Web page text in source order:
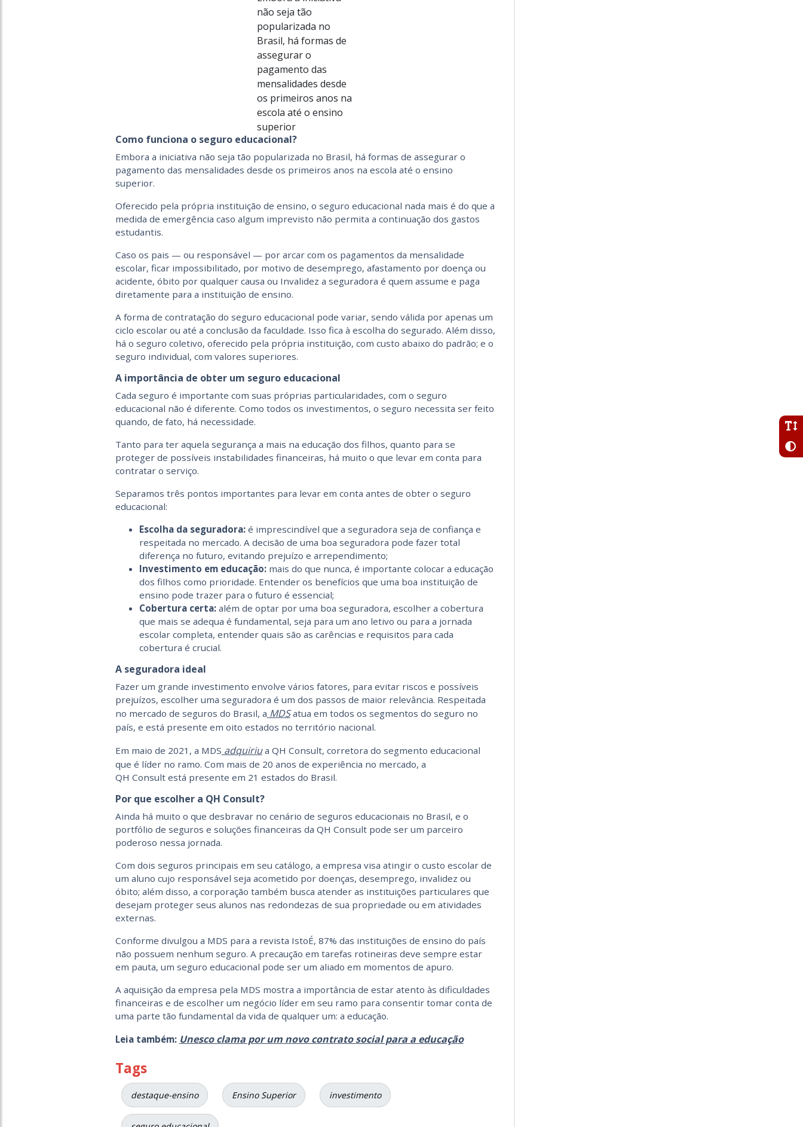
não seja tão
popularizada no
Brasil, há formas de
assegurar o
pagamento das
mensalidades desde
os primeiros anos na
escola até o ensino
superior
Como funciona o seguro educacional?
Embora a iniciativa não seja tão popularizada no Brasil, há formas de assegurar o
pagamento das mensalidades desde os primeiros anos na escola até o ensino
superior.
Oferecido pela própria instituição de ensino, o seguro educacional nada mais é do que a
medida de emergência caso algum imprevisto não permita a continuação dos gastos
estudantis.
Caso os pais — ou responsável — por arcar com os pagamentos da mensalidade
escolar, ficar impossibilitado, por motivo de desemprego, afastamento por doença ou
acidente, óbito por qualquer causa ou Invalidez a seguradora é quem assume e paga
diretamente para a instituição de ensino.
A forma de contratação do seguro educacional pode variar, sendo válida por apenas um
ciclo escolar ou até a conclusão da faculdade. Isso fica à escolha do segurado. Além disso,
há o seguro coletivo, oferecido pela própria instituição, com custo abaixo do padrão; e o
seguro individual, com valores superiores.
A importância de obter um seguro educacional
Cada seguro é importante com suas próprias particularidades, com o seguro
educacional não é diferente. Como todos os investimentos, o seguro necessita ser feito
quando, de fato, há necessidade.
Tanto para ter aquela segurança a mais na educação dos filhos, quanto para se
proteger de possíveis instabilidades financeiras, há muito o que levar em conta para
contratar o serviço.
Separamos três pontos importantes para levar em conta antes de obter o seguro
educacional:
Escolha da seguradora:é imprescindível que a seguradora seja de confiança e
respeitada no mercado. A decisão de uma boa seguradora pode fazer total
diferença no futuro, evitando prejuízo e arrependimento;
Investimento em educação: mais do que nunca, é importante colocar a educação
dos filhos como prioridade. Entender os benefícios que uma boa instituição de
ensino pode trazer para o futuro é essencial;
Cobertura certa: além de optar por uma boa seguradora, escolher a cobertura
que mais se adequa é fundamental, seja para um ano letivo ou para a jornada
escolar completa, entender quais são as carências e requisitos para cada
cobertura é crucial.
A seguradora ideal
Fazer um grande investimento envolve vários fatores, para evitar riscos e possíveis
prejuízos, escolher uma seguradora é um dos passos de maior relevância. Respeitada
no mercado de seguros do Brasil, a MDSatua em todos os segmentos do seguro no
país, e está presente em oito estados no território nacional.
Em maio de 2021, a MDS adquiriua QH Consult, corretora do segmento educacional
que é líder no ramo. Com mais de 20 anos de experiência no mercado, a
QH Consult está presente em 21 estados do Brasil.
Por que escolher a QH Consult?
Ainda há muito o que desbravar no cenário de seguros educacionais no Brasil, e o
portfólio de seguros e soluções financeiras da QH Consult pode ser um parceiro
poderoso nessa jornada.
Com dois seguros principais em seu catálogo, a empresa visa atingir o custo escolar de
um aluno cujo responsável seja acometido por doenças, desemprego, invalidez ou
óbito; além disso, a corporação também busca atender as instituições particulares que
desejam proteger seus alunos nas redondezas de sua propriedade ou em atividades
externas.
Conforme divulgou a MDS para a revista IstoÉ, 87% das instituições de ensino do país
não possuem nenhum seguro. A precaução em tarefas rotineiras deve sempre estar
em pauta, um seguro educacional pode ser um aliado em momentos de apuro.
A aquisição da empresa pela MDS mostra a importância de estar atento às dificuldades
financeiras e de escolher um negócio líder em seu ramo para consentir tomar conta de
uma parte tão fundamental da vida de qualquer um: a educação.
Leia também: Unesco clama por um novo contrato social para a educação
Tags
destaque-ensino Ensino Superior investimento